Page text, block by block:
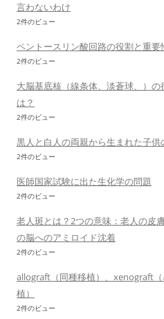
言わないわけ
2件のビュー
ペントースリン酸回路の役割と重要
2件のビュー
大脳基底核（線条体、淡蒼球、）
は？
2件のビュー
黒人と白人の両親から生まれた子
2件のビュー
医師国家試験に出た生化学の問題
2件のビュー
老人斑とは？2つの意味：老人の皮
の脳へのアミロイド沈着
2件のビュー
allograft（同種移植）、xenograft
植）
2件のビュー